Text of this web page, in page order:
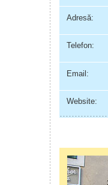
Adresă:
Telefon:
Email:
Website: